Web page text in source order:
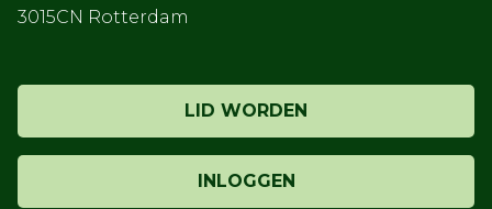
3015CN Rotterdam
LID WORDEN
INLOGGEN